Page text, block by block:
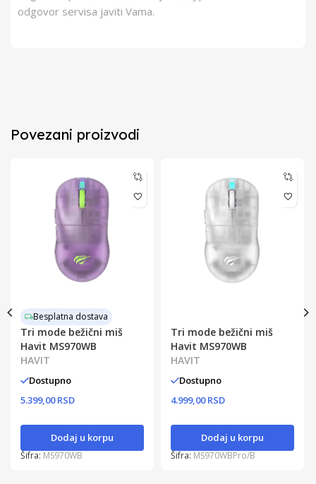
odgovor servisa javiti Vama.
Povezani proizvodi
Besplatna dostava
Tri mode bežični miš
Havit MS970WB
HAVIT
Dostupno
5.399,00 RSD
Dodaj u korpu
Šifra: MS970WB
Tri mode bežični miš
Havit MS970WB
HAVIT
Dostupno
4.999,00 RSD
Dodaj u korpu
Šifra: MS970WBPro/B